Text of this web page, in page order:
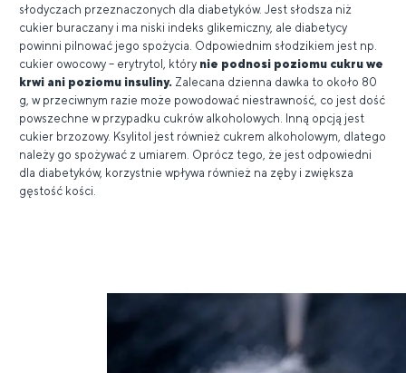
słodyczach przeznaczonych dla diabetyków. Jest słodsza niż
cukier buraczany i ma niski indeks glikemiczny, ale diabetycy
powinni pilnować jego spożycia. Odpowiednim słodzikiem jest np.
cukier owocowy – erytrytol, który nie podnosi poziomu cukru we
krwi ani poziomu insuliny. Zalecana dzienna dawka to około 80
g, w przeciwnym razie może powodować niestrawność, co jest dość
powszechne w przypadku cukrów alkoholowych. Inną opcją jest
cukier brzozowy. Ksylitol jest również cukrem alkoholowym, dlatego
należy go spożywać z umiarem. Oprócz tego, że jest odpowiedni
dla diabetyków, korzystnie wpływa również na zęby i zwiększa
gęstość kości.